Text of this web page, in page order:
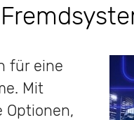
für eine
Mit